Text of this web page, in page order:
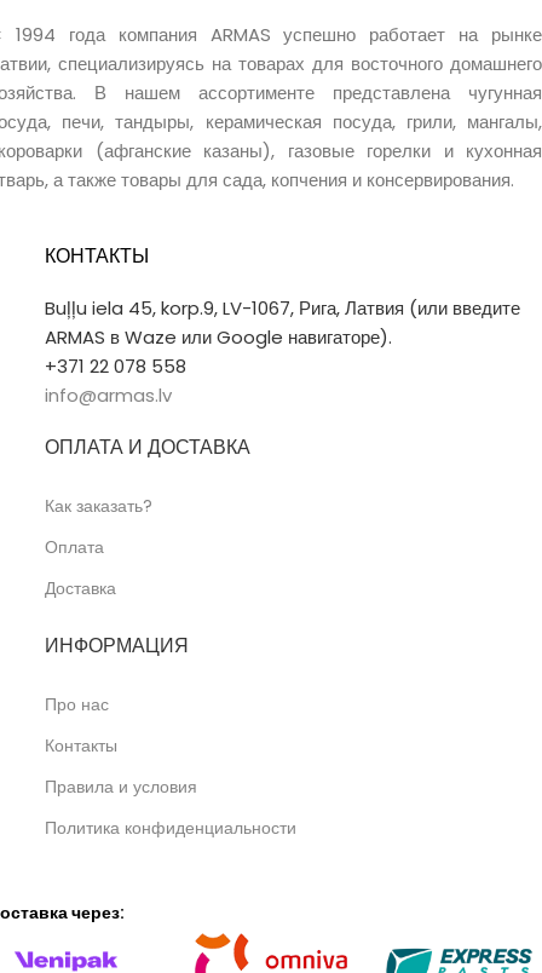
1994 года компания ARMAS успешно работает на рынке
специализируясь на товарах для восточного домашнего
В нашем ассортименте представлена чугунная
печи, тандыры, керамическая посуда, грили, мангалы,
(афганские казаны), газовые горелки и кухонная
а также товары для сада, копчения и консервирования.
КОНТАКТЫ
Buļļu iela 45, korp.9, LV-1067, Рига, Латвия (или введите
ARMAS в Waze или Google навигаторе).
+371 22 078 558
info@armas.lv
ОПЛАТА И ДОСТАВКА
Как заказать?
Оплата
Доставка
ИНФОРМАЦИЯ
Про нас
Контакты
Правила и условия
Политика конфиденциальности
через: